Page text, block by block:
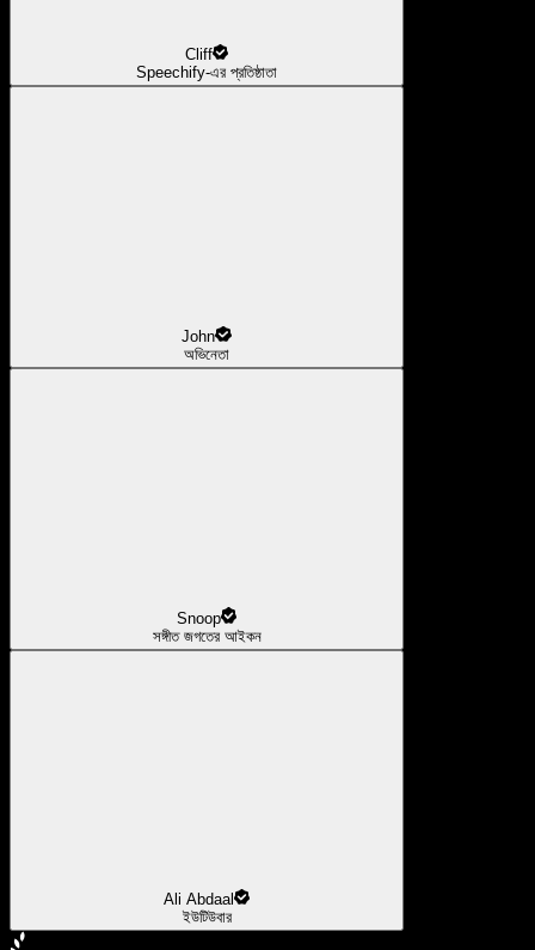
Cliff
Speechify-এর প্রতিষ্ঠাতা
John
অভিনেতা
Snoop
সঙ্গীত জগতের আইকন
Ali Abdaal
ইউটিউবার